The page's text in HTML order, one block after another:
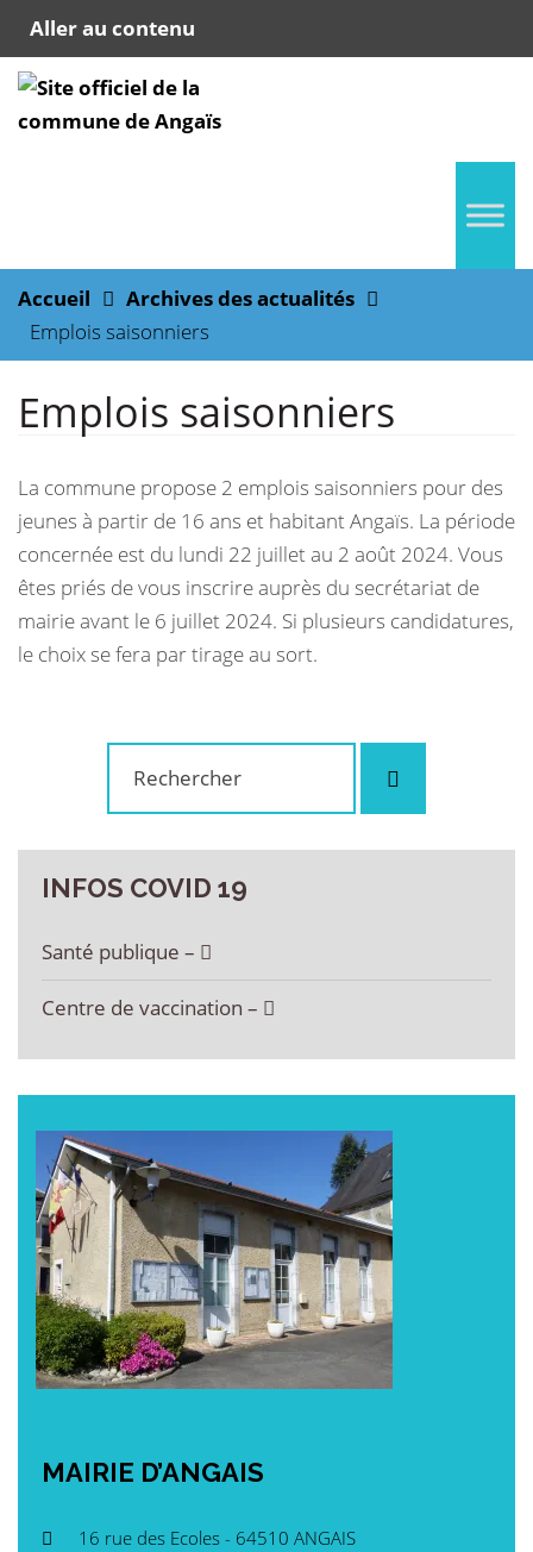
Aller au contenu
Accueil
Archives des actualités
Emplois saisonniers
Emplois saisonniers
La commune propose 2 emplois saisonniers pour des
jeunes à partir de 16 ans et habitant Angaïs. La période
concernée est du lundi 22 juillet au 2 août 2024. Vous
êtes priés de vous inscrire auprès du secrétariat de
mairie avant le 6 juillet 2024. Si plusieurs candidatures,
le choix se fera par tirage au sort.
INFOS COVID 19
Santé publique –
Centre de vaccination –
MAIRIE D’ANGAIS
16 rue des Ecoles - 64510 ANGAIS